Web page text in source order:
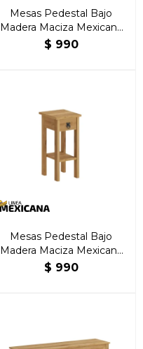
Mesas Pedestal Bajo
Madera Maciza Mexicana
Nogal
$ 990
Mesas Pedestal Bajo
Madera Maciza Mexicana
Natural
$ 990